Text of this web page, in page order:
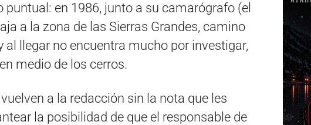
en 1986, junto a su camarógrafo (el
a la zona de las Sierras Grandes, camino
al llegar no encuentra mucho por investigar,
medio de los cerros.
a la redacción sin la nota que les
la posibilidad de que el responsable de